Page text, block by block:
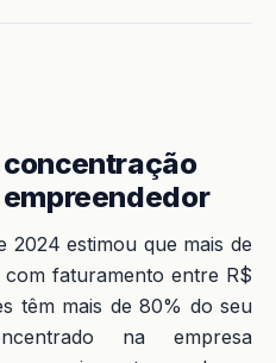
concentração
2024 estimou que mais de
faturamento entre R$
têm mais de 80% do seu
na empresa